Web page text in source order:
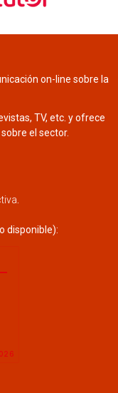
on-line sobre la
TV, etc. y ofrece
el sector.
disponible):